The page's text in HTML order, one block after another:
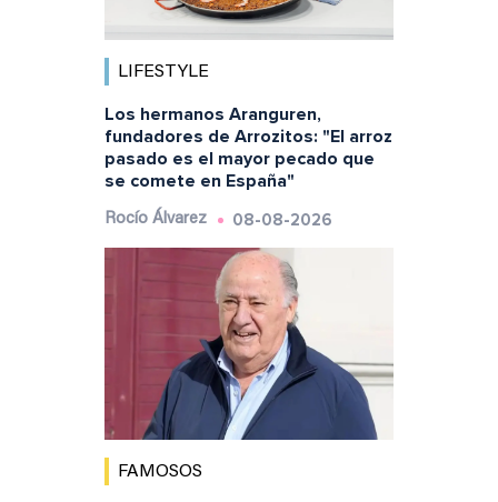
LIFESTYLE
Los hermanos Aranguren,
fundadores de Arrozitos: "El arroz
pasado es el mayor pecado que
se comete en España"
Rocío Álvarez 08-08-2026
FAMOSOS